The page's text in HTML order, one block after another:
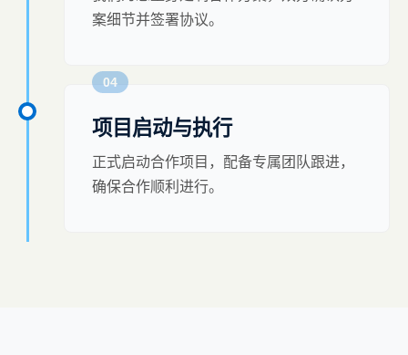
案细节并签署协议。
04
项目启动与执行
正式启动合作项目，配备专属团队跟进，
确保合作顺利进行。